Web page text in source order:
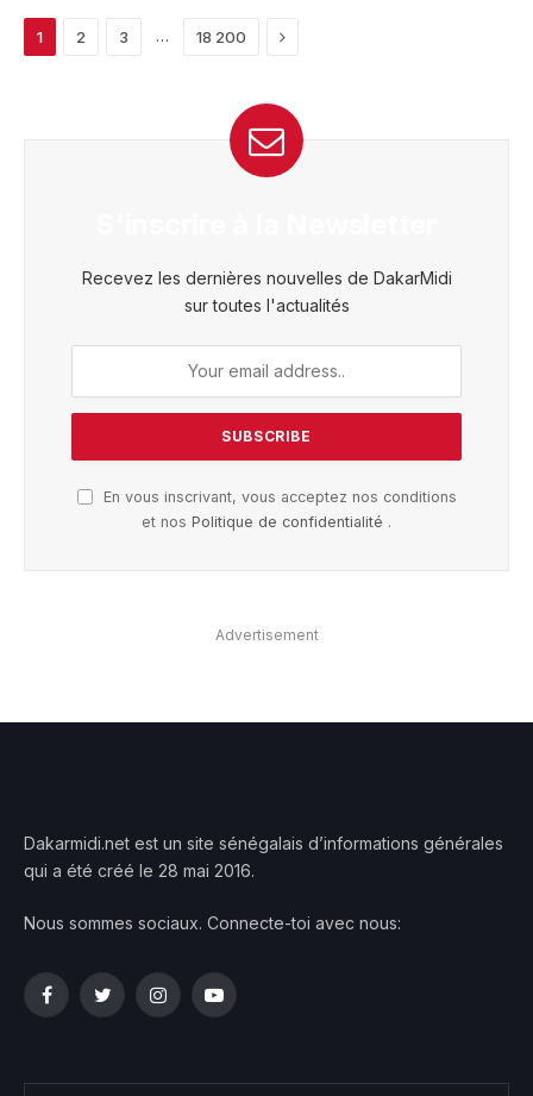
1 2 3 … 18 200 Next
Recevez les dernières nouvelles de DakarMidi
sur toutes l'actualités
En vous inscrivant, vous acceptez nos conditions
et nos Politique de confidentialité .
Advertisement
Dakarmidi.net est un site sénégalais d’informations générales
qui a été créé le 28 mai 2016.
Nous sommes sociaux. Connecte-toi avec nous:
FacebookTwitterInstagramYouTube